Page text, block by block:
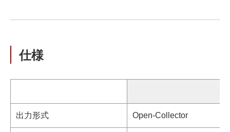
仕様
出力形式 Open-Collector